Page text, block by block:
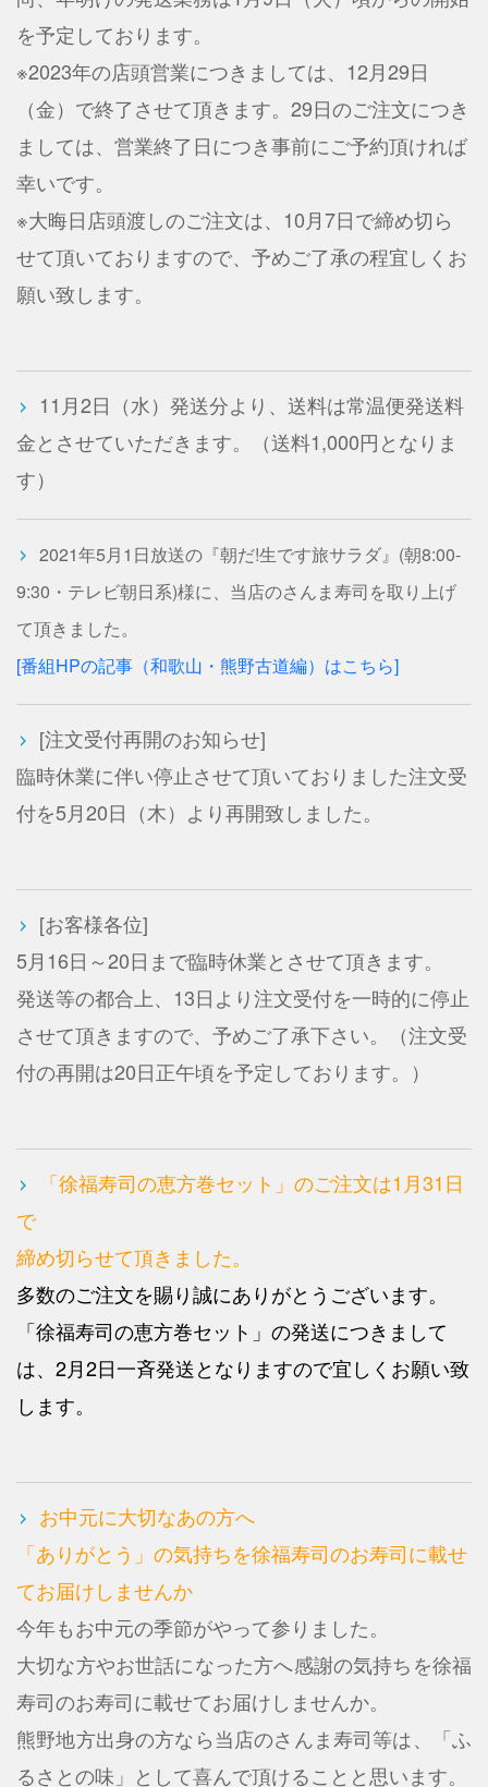
を予定しております。
※2023年の店頭営業につきましては、12月29日
（金）で終了させて頂きます。29日のご注文につき
ましては、営業終了日につき事前にご予約頂ければ
幸いです。
※大晦日店頭渡しのご注文は、10月7日で締め切ら
せて頂いておりますので、予めご了承の程宜しくお
願い致します。
11月2日（水）発送分より、送料は常温便発送料
金とさせていただきます。（送料1,000円となりま
す）
2021年5月1日放送の『朝だ!生です旅サラダ』(朝8:00-
9:30・テレビ朝日系)様に、当店のさんま寿司を取り上げ
て頂きました。
[番組HPの記事（和歌山・熊野古道編）はこちら]
[注文受付再開のお知らせ]
臨時休業に伴い停止させて頂いておりました注文受
付を5月20日（木）より再開致しました。
[お客様各位]
5月16日～20日まで臨時休業とさせて頂きます。
発送等の都合上、13日より注文受付を一時的に停止
させて頂きますので、予めご了承下さい。（注文受
付の再開は20日正午頃を予定しております。）
「徐福寿司の恵方巻セット」のご注文は1月31日
で
締め切らせて頂きました。
多数のご注文を賜り誠にありがとうございます。
「徐福寿司の恵方巻セット」の発送につきまして
は、2月2日一斉発送となりますので宜しくお願い致
します。
お中元に大切なあの方へ
「ありがとう」の気持ちを徐福寿司のお寿司に載せ
てお届けしませんか
今年もお中元の季節がやって参りました。
大切な方やお世話になった方へ感謝の気持ちを徐福
寿司のお寿司に載せてお届けしませんか。
熊野地方出身の方なら当店のさんま寿司等は、「ふ
るさとの味」として喜んで頂けることと思います。